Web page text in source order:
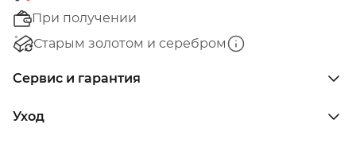
При получении
Старым золотом и серебром
Сервис и гарантия
Уход